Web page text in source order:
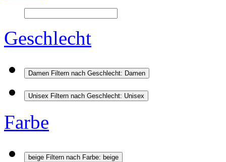
Geschlecht
Damen Filtern nach Geschlecht: Damen
Unisex Filtern nach Geschlecht: Unisex
Farbe
beige Filtern nach Farbe: beige